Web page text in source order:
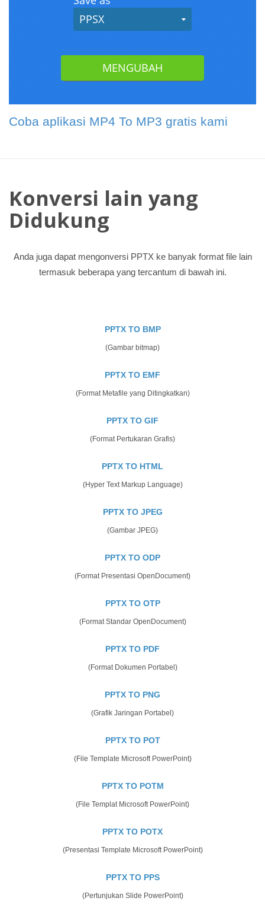
Coba aplikasi MP4 To MP3 gratis kami
Konversi lain yang
Didukung
Anda juga dapat mengonversi PPTX ke banyak format file lain
termasuk beberapa yang tercantum di bawah ini.
PPTX TO BMP
(Gambar bitmap)
PPTX TO EMF
(Format Metafile yang Ditingkatkan)
PPTX TO GIF
(Format Pertukaran Grafis)
PPTX TO HTML
(Hyper Text Markup Language)
PPTX TO JPEG
(Gambar JPEG)
PPTX TO ODP
(Format Presentasi OpenDocument)
PPTX TO OTP
(Format Standar OpenDocument)
PPTX TO PDF
(Format Dokumen Portabel)
PPTX TO PNG
(Grafik Jaringan Portabel)
PPTX TO POT
(File Template Microsoft PowerPoint)
PPTX TO POTM
(File Templat Microsoft PowerPoint)
PPTX TO POTX
(Presentasi Template Microsoft PowerPoint)
PPTX TO PPS
(Pertunjukan Slide PowerPoint)